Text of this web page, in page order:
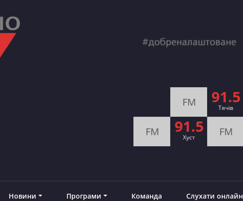
FM 91.5
Тячів
FM 91.5
Хуст FM
Новини Програми Команда Слухати онлайн